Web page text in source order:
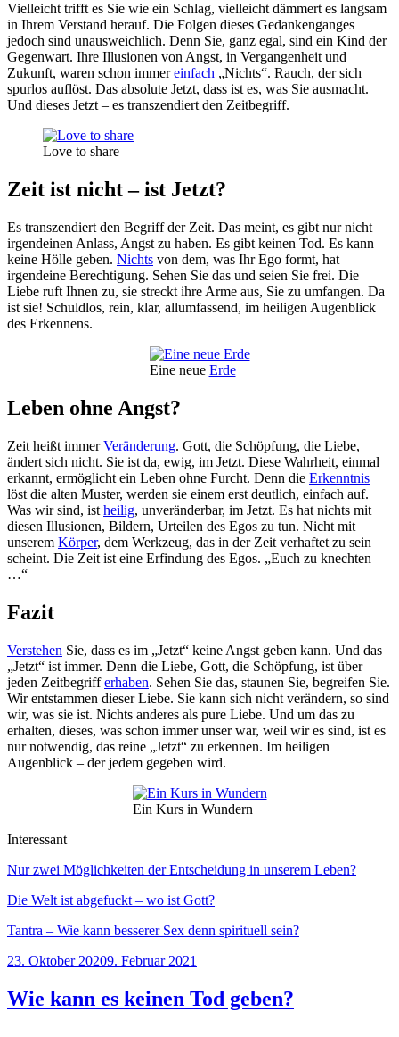
Vielleicht trifft es Sie wie ein Schlag, vielleicht dämmert es langsam
in Ihrem Verstand herauf. Die Folgen dieses Gedankenganges
jedoch sind unausweichlich. Denn Sie, ganz egal, sind ein Kind der
Gegenwart. Ihre Illusionen von Angst, in Vergangenheit und
Zukunft, waren schon immereinfach „Nichts“. Rauch, der sich
spurlos auflöst. Das absolute Jetzt, dass ist es, was Sie ausmacht.
Und dieses Jetzt – es transzendiert den Zeitbegriff.
Love to share
Zeit ist nicht – ist Jetzt?
Es transzendiert den Begriff der Zeit. Das meint, es gibt nur nicht
irgendeinen Anlass, Angst zu haben. Es gibt keinen Tod. Es kann
keine Hölle geben. Nichts von dem, was Ihr Ego formt, hat
irgendeine Berechtigung. Sehen Sie das und seien Sie frei. Die
Liebe ruft Ihnen zu, sie streckt ihre Arme aus, Sie zu umfangen. Da
ist sie! Schuldlos, rein, klar, allumfassend, im heiligen Augenblick
des Erkennens.
Eine neue Erde
Leben ohne Angst?
Zeit heißt immerVeränderung. Gott, die Schöpfung, die Liebe,
ändert sich nicht. Sie ist da, ewig, im Jetzt. Diese Wahrheit, einmal
erkannt, ermöglicht ein Leben ohne Furcht. Denn die Erkenntnis
löst die alten Muster, werden sie einem erst deutlich, einfach auf.
Was wir sind, ist heilig, unveränderbar, im Jetzt. Es hat nichts mit
diesen Illusionen, Bildern, Urteilen des Egos zu tun. Nicht mit
unserem Körper, dem Werkzeug, das in der Zeit verhaftet zu sein
scheint. Die Zeit ist eine Erfindung des Egos. „Euch zu knechten
…“
Fazit
Verstehen Sie, dass es im „Jetzt“ keine Angst geben kann. Und das
„Jetzt“ ist immer. Denn die Liebe, Gott, die Schöpfung, ist über
jeden Zeitbegrifferhaben. Sehen Sie das, staunen Sie, begreifen Sie.
Wir entstammen dieser Liebe. Sie kann sich nicht verändern, so sind
wir, was sie ist. Nichts anderes als pure Liebe. Und um das zu
erhalten, dieses, was schon immer unser war, weil wir es sind, ist es
nur notwendig, das reine „Jetzt“ zu erkennen. Im heiligen
Augenblick – der jedem gegeben wird.
Ein Kurs in Wundern
Interessant
Nur zwei Möglichkeiten der Entscheidung in unserem Leben?
Die Welt ist abgefuckt – wo ist Gott?
Tantra – Wie kann besserer Sex denn spirituell sein?
Veröffentlicht
23. Oktober 20209. Februar 2021
Wie kann es keinen Tod geben?